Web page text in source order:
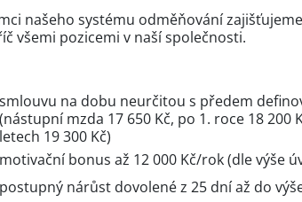
našeho systému odměňování
všemi pozicemi v naší společnosti.
smlouvu na dobu neurčitou s předem
(nástupní mzda 17 650 Kč, po 1. roce 18 200
letech 19 300 Kč)
motivační bonus až 12 000 Kč/rok (dle výše
postupný nárůst dovolené z 25 dní až do